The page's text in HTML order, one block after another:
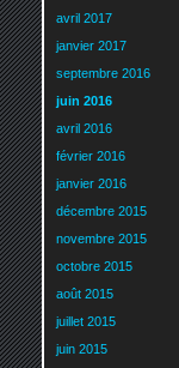
avril 2017
janvier 2017
septembre 2016
juin 2016
avril 2016
février 2016
janvier 2016
décembre 2015
novembre 2015
octobre 2015
août 2015
juillet 2015
juin 2015